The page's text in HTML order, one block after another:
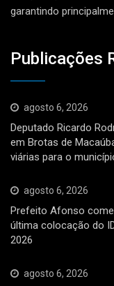
garantindo
Publicações
agosto 6, 2026
Deputado Ricardo
em Brotas de
viárias para o
agosto 6, 2026
Prefeito Afonso
última colocação do
2026
agosto 6, 2026